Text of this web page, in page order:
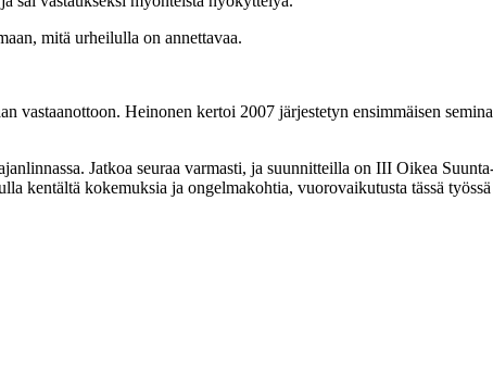
mitä urheilulla on annettavaa.
vastaanottoon. Heinonen kertoi 2007 järjestetyn ensimmäisen
Jatkoa seuraa varmasti, ja suunnitteilla on III Oikea
kentältä kokemuksia ja ongelmakohtia, vuorovaikutusta tässä